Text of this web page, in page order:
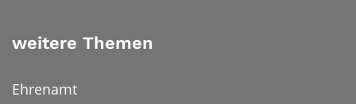
weitere Themen
Ehrenamt